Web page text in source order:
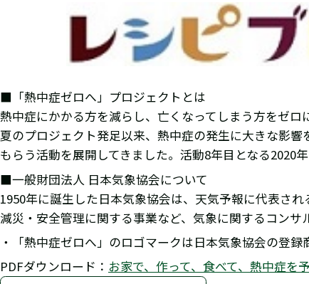
■「熱中症ゼロへ」プロジェクトとは
熱中症にかかる方を減らし、亡くなってしまう方をゼ
夏のプロジェクト発足以来、熱中症の発生に大きな影
もらう活動を展開してきました。活動8年目となる2020
■一般財団法人 日本気象協会について
1950年に誕生した日本気象協会は、天気予報に代表さ
減災・安全管理に関する事業など、気象に関するコンサ
・「熱中症ゼロへ」のロゴマークは日本気象協会の登録
PDFダウンロード： お家で、作って、食べて、熱中症を